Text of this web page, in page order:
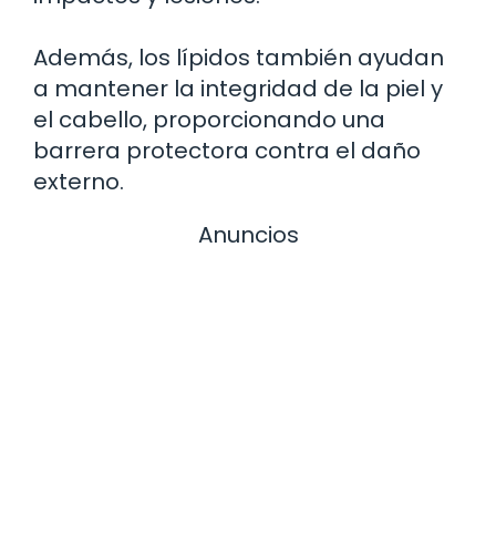
Además, los lípidos también ayudan
a mantener la integridad de la piel y
el cabello, proporcionando una
barrera protectora contra el daño
externo.
Anuncios